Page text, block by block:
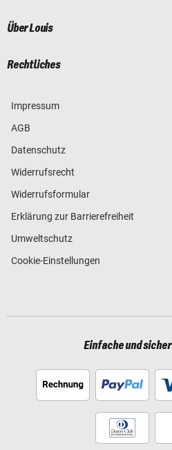
Über Louis
Rechtliches
Impressum
AGB
Datenschutz
Widerrufsrecht
Widerrufsformular
Erklärung zur Barrierefreiheit
Umweltschutz
Cookie-Einstellungen
Einfache und